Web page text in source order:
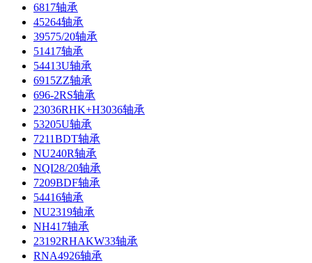
6817轴承
45264轴承
39575/20轴承
51417轴承
54413U轴承
6915ZZ轴承
696-2RS轴承
23036RHK+H3036轴承
53205U轴承
7211BDT轴承
NU240R轴承
NQI28/20轴承
7209BDF轴承
54416轴承
NU2319轴承
NH417轴承
23192RHAKW33轴承
RNA4926轴承